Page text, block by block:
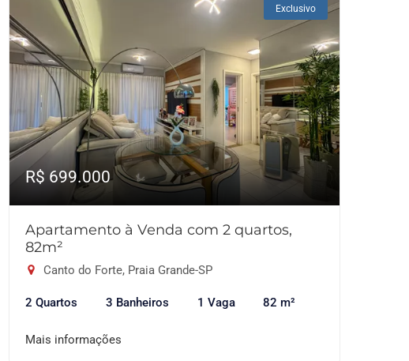
Exclusivo
R$ 699.000
Apartamento à Venda com 2 quartos,
82m²
Canto do Forte, Praia Grande-SP
2 Quartos 3 Banheiros 1 Vaga 82 m²
Mais informações